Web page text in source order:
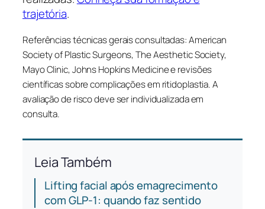
trajetória.
Referências técnicas gerais consultadas: American
Society of Plastic Surgeons, The Aesthetic Society,
Mayo Clinic, Johns Hopkins Medicine e revisões
científicas sobre complicações em ritidoplastia. A
avaliação de risco deve ser individualizada em
consulta.
Leia Também
Lifting facial após emagrecimento
com GLP-1: quando faz sentido